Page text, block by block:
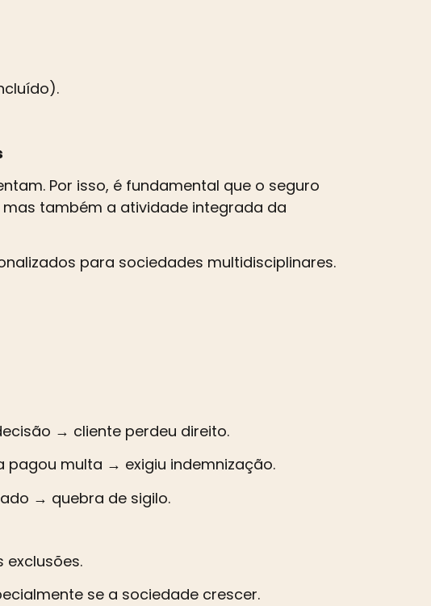
Por isso, é fundamental que o seguro
também a atividade integrada da
para sociedades multidisciplinares.
→ cliente perdeu direito.
multa → exigiu indemnização.
→ quebra de sigilo.
se a sociedade crescer.